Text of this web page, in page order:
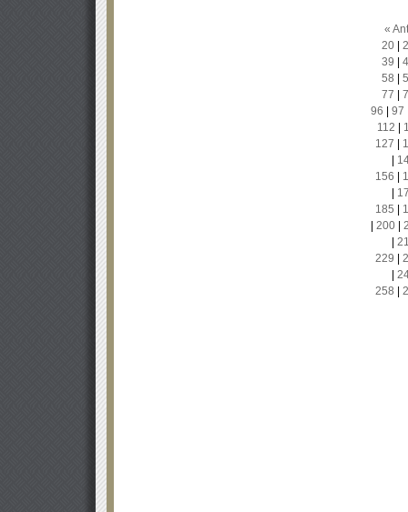
«
20|
39
58
77
96
97
112
127
156
185
200|
229
258